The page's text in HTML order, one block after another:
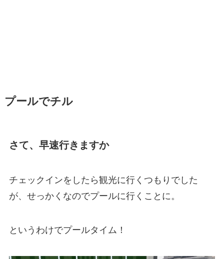
プールでチル
さて、早速行きますか
チェックインをしたら観光に行くつもりでした
が、せっかくなのでプールに行くことに。
というわけでプールタイム！